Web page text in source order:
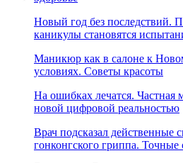
Новый год без последствий.
каникулы становятся
Маникюр как в салоне к
условиях. Советы красоты
На ошибках лечатся. Частная
новой цифровой реальностью
Врач подсказал действенные
гонконгского гриппа.